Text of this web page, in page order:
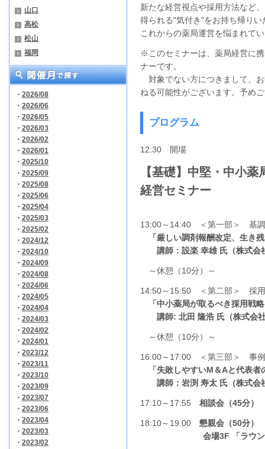
山口
高松
松山
福岡
・ 2026/08
・ 2026/06
・ 2026/05
・ 2026/03
・ 2026/02
・ 2026/01
・ 2025/10
・ 2025/09
・ 2025/08
・ 2025/06
・ 2025/04
・ 2025/03
・ 2025/02
・ 2024/12
・ 2024/10
・ 2024/09
・ 2024/08
・ 2024/06
・ 2024/05
・ 2024/04
・ 2024/03
・ 2024/02
・ 2024/01
・ 2023/12
・ 2023/11
・ 2023/10
・ 2023/09
・ 2023/07
・ 2023/06
・ 2023/04
・ 2023/03
・ 2023/02
新たな経営視点や採用方法など
得られる"気付き"をお持ち帰りい
これからの薬局運営を悩まれて
※このセミナーは、薬局経営に
ナーです。
対象でない方につきまして、
ねる可能性がございます。予め
プログラム
12:30 開場
【基礎】中堅・中小
経営セミナー
13:00～14:40 ＜第一部＞ 基調
「厳しい調剤報酬改定、生き
講師：設楽 幸雄 氏（株式会
～休憩（10分）～
14:50～15:50 ＜第二部＞ 採用
「中小薬局が取るべき採用戦
講師: 北田 隆浩 氏 （株式会
～休憩（10分）～
16:00～17:00 ＜第三部＞ 事例
「失敗しやすいM＆Aと代表者
講師：岩渕 寿太 氏（株式会
17:10～17:55 相談会（45分）
18:10～19:00 懇親会（50分）
会場3F 「ラウ